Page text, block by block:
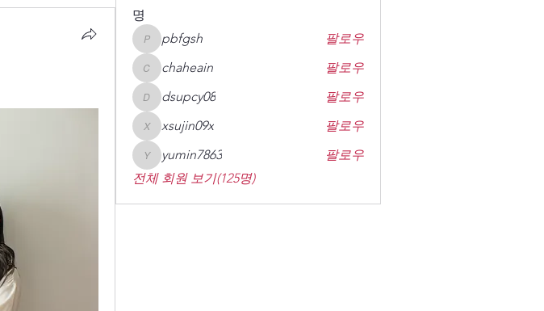
명
pbfgsh
pbfgsh 팔로우
chaheain
chaheain 팔로우
dsupcy08
dsupcy08 팔로우
xsujin09x
xsujin09x 팔로우
yumin7863
yumin7863
팔로우
전체 회원 보기(125명)